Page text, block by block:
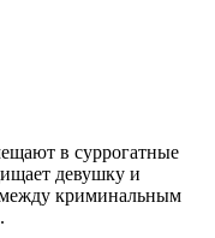
в суррогатные
девушку и
между криминальным